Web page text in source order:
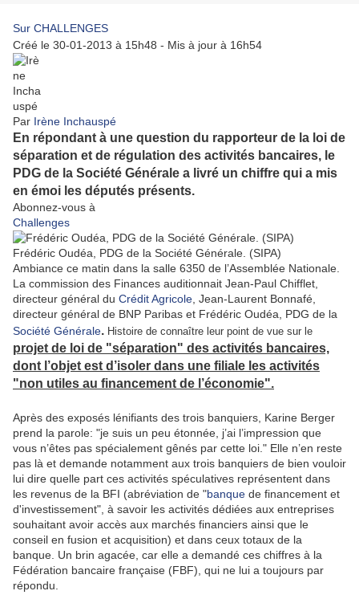
Sur CHALLENGES
Créé le 30-01-2013 à 15h48 - Mis à jour à 16h54
Par Irène Inchauspé
En répondant à une question du rapporteur de la loi de
séparation et de régulation des activités bancaires, le
PDG de la Société Générale a livré un chiffre qui a mis
en émoi les députés présents.
Abonnez-vous à
Challenges
Frédéric Oudéa, PDG de la Société Générale. (SIPA)
Ambiance ce matin dans la salle 6350 de l’Assemblée Nationale.
La commission des Finances auditionnait Jean-Paul Chifflet,
directeur général du Crédit Agricole , Jean-Laurent Bonnafé,
directeur général de BNP Paribas et Frédéric Oudéa, PDG de la
Société Générale. Histoire de connaître leur point de vue sur le
projet de loi de "séparation" des activités bancaires,
dont l’objet est d’isoler dans une filiale les activités
"non utiles au financement de l’économie".
Après des exposés lénifiants des trois banquiers, Karine Berger
prend la parole: "je suis un peu étonnée, j’ai l’impression que
vous n’êtes pas spécialement gênés par cette loi." Elle n’en reste
pas là et demande notamment aux trois banquiers de bien vouloir
lui dire quelle part ces activités spéculatives représentent dans
les revenus de la BFI (abréviation de "banque de financement et
d'investissement", à savoir les activités dédiées aux entreprises
souhaitant avoir accès aux marchés financiers ainsi que le
conseil en fusion et acquisition) et dans ceux totaux de la
banque. Un brin agacée, car elle a demandé ces chiffres à la
Fédération bancaire française (FBF), qui ne lui a toujours par
répondu.